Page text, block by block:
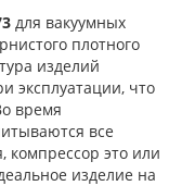
для вакуумных
плотного
изделий
эксплуатации, что
время
все
компрессор это или
изделие на